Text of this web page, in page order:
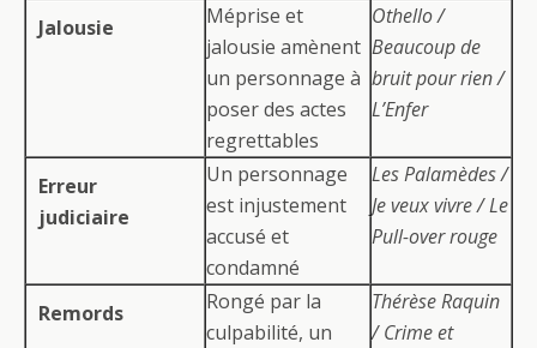
Jalousie
Méprise et
jalousie amènent
un personnage à
poser des actes
regrettables
Othello /
Beaucoup de
bruit pour rien /
L’Enfer
Erreur
judiciaire
Un personnage
est injustement
accusé et
condamné
Les Palamèdes /
Je veux vivre / Le
Pull-over rouge
Remords
Rongé par la
culpabilité, un
Thérèse Raquin
/ Crime et